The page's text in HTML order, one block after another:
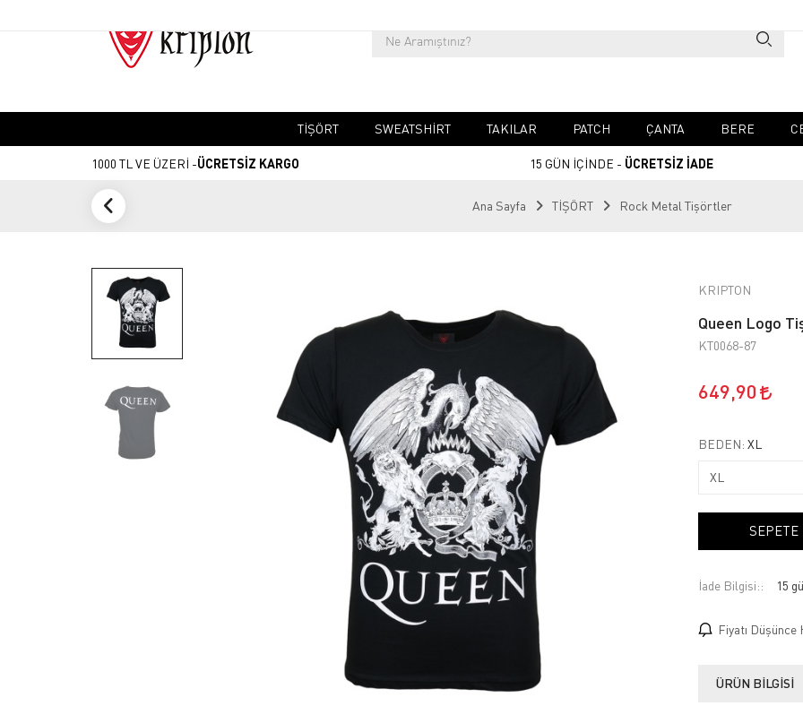
TIŞÖRT SWEATSHIRT TAKILAR PATCH ÇANTA BERE
1000 TL VE ÜZERİ -ÜCRETSİZ KARGO 15 GÜN İÇİNDE - ÜCRETSİZ İADE
Ana Sayfa TİŞÖRT Rock Metal Tişörtler
KRIPTON
Queen Logo
KT0068-87
649,90
BEDEN: XL
SEPETE
İade Bilgisi:
Fiyatı Düşünce
ÜRÜN BILGISI